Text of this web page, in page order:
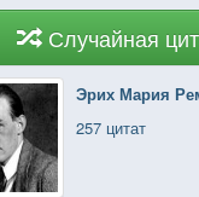
Случайная
Эрих Мария
257 цитат